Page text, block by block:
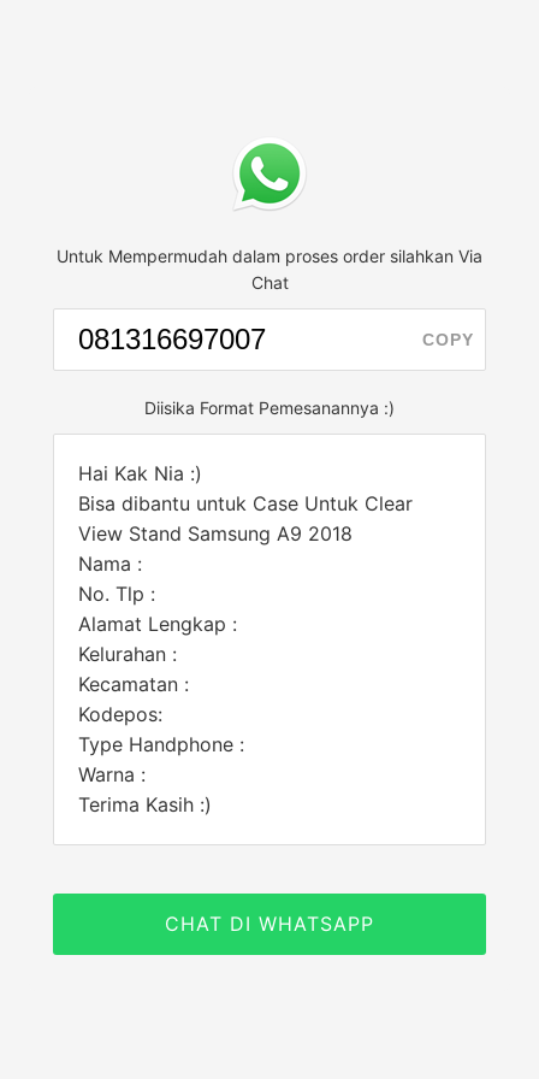
Untuk Mempermudah dalam proses order silahkan Via
Chat
COPY
Diisika Format Pemesanannya :)
Hai Kak Nia :)
Bisa dibantu untuk Case Untuk Clear
View Stand Samsung A9 2018
Nama :
No. Tlp :
Alamat Lengkap :
Kelurahan :
Kecamatan :
Kodepos:
Type Handphone :
Warna :
Terima Kasih :)
CHAT DI WHATSAPP